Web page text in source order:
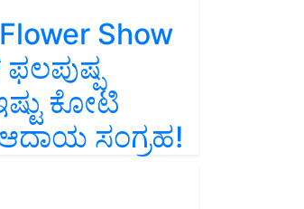
Show
ಕೋಟಿ
ಸಂಗ್ರಹ!